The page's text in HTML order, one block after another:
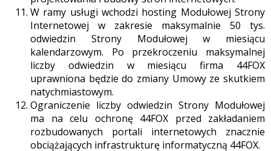
W ramy usługi wchodzi hosting Modułowej Strony
Internetowej w zakresie maksymalnie 50 tys.
odwiedzin Strony Modułowej w miesiącu
kalendarzowym. Po przekroczeniu maksymalnej
liczby odwiedzin w miesiącu firma 44FOX
uprawniona będzie do zmiany Umowy ze skutkiem
natychmiastowym.
Ograniczenie liczby odwiedzin Strony Modułowej
ma na celu ochronę 44FOX przed zakładaniem
rozbudowanych portali internetowych znacznie
obciążających infrastrukturę informatyczną 44FOX.